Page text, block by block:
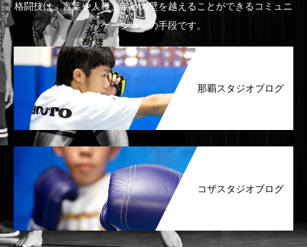
格闘技は、言葉や人種、年齢の壁を越えることができるコミュニ
ケーションの手段です。
那覇スタジオブログ
コザスタジオブログ